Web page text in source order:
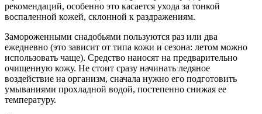
рекомендаций, особенно это касается ухода за тонкой
воспаленной кожей, склонной к раздражениям.
Замороженными снадобьями пользуются раз или два
ежедневно (это зависит от типа кожи и сезона: летом можно
использовать чаще). Средство наносят на предварительно
очищенную кожу. Не стоит сразу начинать ледяное
воздействие на организм, сначала нужно его подготовить
умываниями прохладной водой, постепенно снижая ее
температуру.